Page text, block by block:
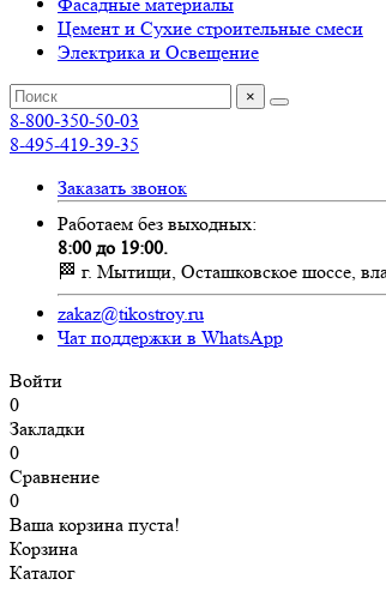
Цемент и Сухие строительные смеси
Электрика и Освещение
×
8-800-350-50-03
8-495-419-39-35
Заказать звонок
Работаем без выходных:
8:00 до 19:00.
🏁 г. Мытищи, Осташковское шоссе,
zakaz@tikostroy.ru
Чат поддержки в WhatsApp
Войти
0
Закладки
0
Сравнение
0
Ваша корзина пуста!
Корзина
Каталог